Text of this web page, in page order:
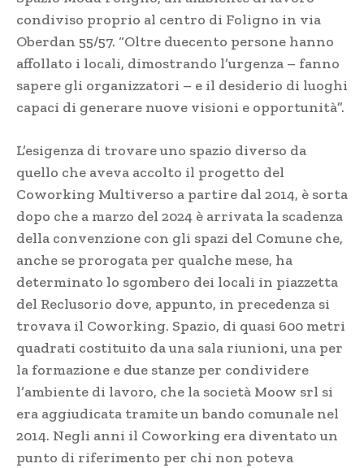
condiviso proprio al centro di Foligno in via
Oberdan 55/57. “Oltre duecento persone hanno
affollato i locali, dimostrando l’urgenza – fanno
sapere gli organizzatori – e il desiderio di luoghi
capaci di generare nuove visioni e opportunità”.
L’esigenza di trovare uno spazio diverso da
quello che aveva accolto il progetto del
Coworking Multiverso a partire dal 2014, è sorta
dopo che a marzo del 2024 è arrivata la scadenza
della convenzione con gli spazi del Comune che,
anche se prorogata per qualche mese, ha
determinato lo sgombero dei locali in piazzetta
del Reclusorio dove, appunto, in precedenza si
trovava il Coworking. Spazio, di quasi 600 metri
quadrati costituito da una sala riunioni, una per
la formazione e due stanze per condividere
l’ambiente di lavoro, che la società Moow srl si
era aggiudicata tramite un bando comunale nel
2014. Negli anni il Coworking era diventato un
punto di riferimento per chi non poteva